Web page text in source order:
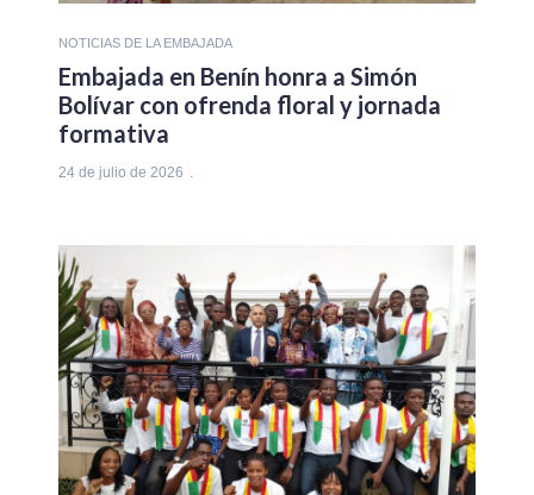
NOTICIAS DE LA EMBAJADA
Embajada en Benín honra a Simón
Bolívar con ofrenda floral y jornada
formativa
24 de julio de 2026